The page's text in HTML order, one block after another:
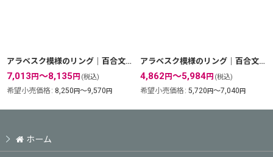
アラベスク模様のリング｜百合文様の透かしがアンティーク風な指輪【金属アレルギーの方に配慮したニッケルフリー加工】
7,013 円～8,135 円 (税込)
希望小売価格 : 8,250円～9,570円
アラベスク模様のリング｜百合文様の透かしがアンティーク風な指輪【silver925】
4,862 円～5,984円 (税込)
希望小売価格 : 5,720円～7,040円
ホーム